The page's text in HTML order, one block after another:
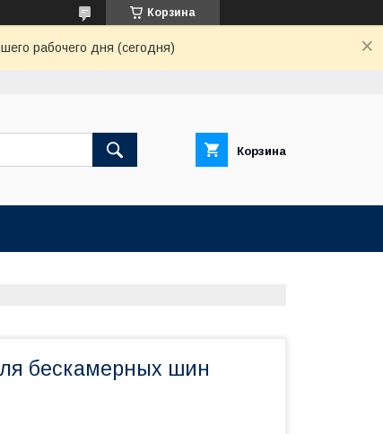
Корзина
рабочего дня (сегодня)
Корзина
бескамерных шин